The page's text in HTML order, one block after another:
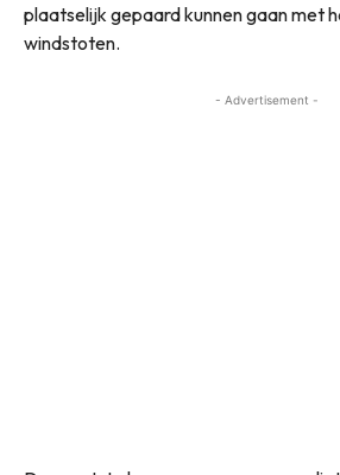
plaatselijk gepaard kunnen gaan met
windstoten.
- Advertisement -